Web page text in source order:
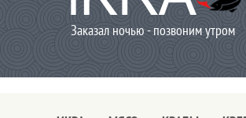
Заказал ночью - позвоним утром